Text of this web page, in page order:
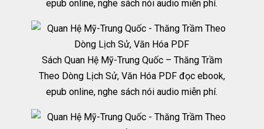
epub online, nghe sách nói audio miễn phí.
Sách Quan Hệ Mỹ-Trung Quốc – Thăng Trầm
Theo Dòng Lịch Sử, Văn Hóa PDF đọc ebook,
epub online, nghe sách nói audio miễn phí.